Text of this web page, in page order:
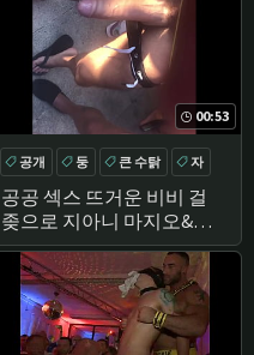
00:53
공공 섹스 뜨거운 비비 걸
좆으로 지아니 마지오&빅
토르 롬
공개 둥 큰 수탉 자